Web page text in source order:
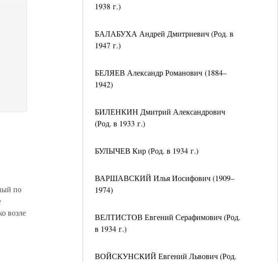
1938 г.)
БАЛАБУХА Андрей Дмитриевич (Род. в
1947 г.)
БЕЛЯЕВ Александр Романович (1884–
1942)
БИЛЕНКИН Дмитрий Александрович
(Род. в 1933 г.)
БУЛЫЧЕВ Кир (Род. в 1934 г.)
ВАРШАВСКИЙ Илья Иосифович (1909–
1974)
ВЕЛТИСТОВ Евгений Серафимович (Род.
в 1934 г.)
ВОЙСКУНСКИЙ Евгений Львович (Род.
по
возле